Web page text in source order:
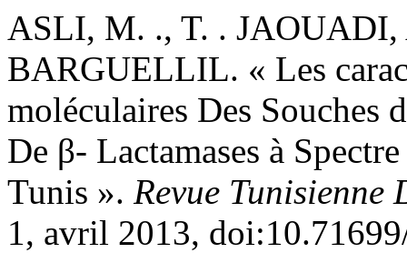
ASLI, M. ., T. . JAOUADI,
BARGUELLIL. « Les
moléculaires Des Souches
De β- Lactamases à
Tunis ». Revue
1, avril 2013,